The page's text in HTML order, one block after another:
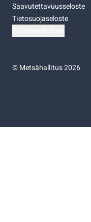
Saavutettavuusseloste
Tietosuojaseloste
©Metsähallitus 2026